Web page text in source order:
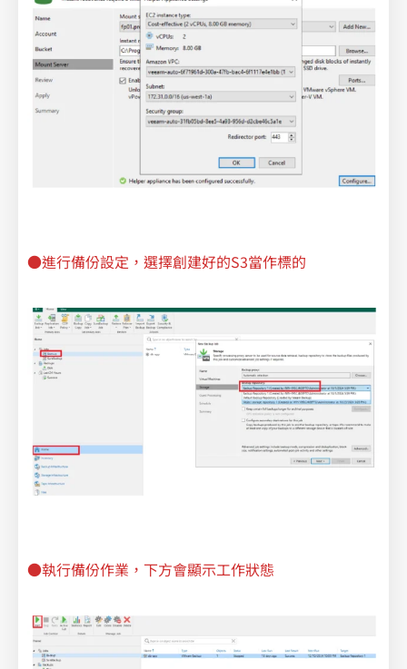
●進行備份設定，選擇創建好的S3當作標的
●執行備份作業，下方會顯示工作狀態